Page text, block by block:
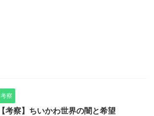
考察
【考察】ちいかわ世界の闇と希望